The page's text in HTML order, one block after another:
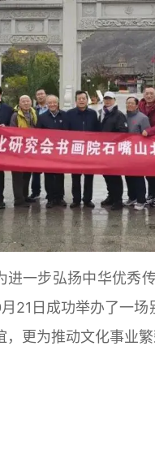
步弘扬中华优秀
21日成功举办了一
更为推动文化事业繁